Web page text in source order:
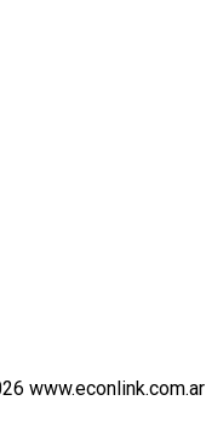
www.econlink.com.ar